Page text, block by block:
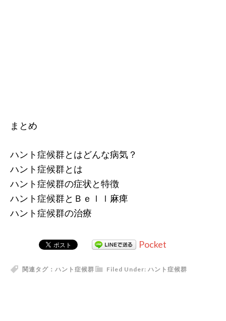
まとめ
ハント症候群とはどんな病気？
ハント症候群とは
ハント症候群の症状と特徴
ハント症候群とＢｅｌｌ麻痺
ハント症候群の治療
Pocket
Filed Under: ハント症候群
関連タグ： ハント症候群